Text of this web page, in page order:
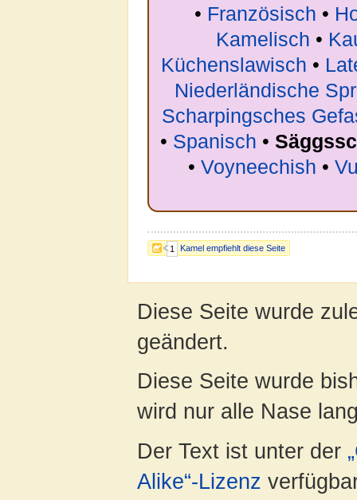
1 Kamel empfiehlt diese Seite
• Französisch •
Kamelisch •
Küchenslawisch •
Niederländische
Scharpingsches
• Spanisch •
• Voyneechish •
Diese Seite wurde
geändert.
Diese Seite wurde
wird nur alle Nase
Der Text ist unter der
Alike“-Lizenz